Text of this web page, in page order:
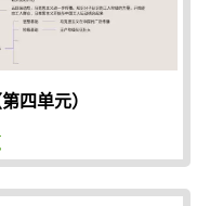
四单元）